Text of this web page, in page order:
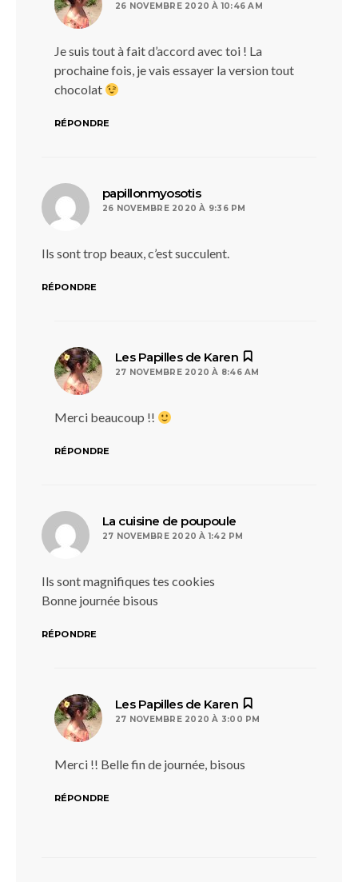
26 NOVEMBRE 2020 À 10:46 AM
Je suis tout à fait d’accord avec toi ! La
prochaine fois, je vais essayer la version tout
chocolat
RÉPONDRE
papillonmyosotisdit :
26 NOVEMBRE 2020 À 9:36 PM
Ils sont trop beaux, c’est succulent.
RÉPONDRE
Les Papilles de Karen
27 NOVEMBRE 2020 À 8:46 AM
Merci beaucoup !!
RÉPONDRE
La cuisine de poupoule
27 NOVEMBRE 2020 À 1:42 PM
Ils sont magnifiques tes cookies
Bonne journée bisous
RÉPONDRE
Les Papilles de Karen
27 NOVEMBRE 2020 À 3:00 PM
Merci !! Belle fin de journée, bisous
RÉPONDRE